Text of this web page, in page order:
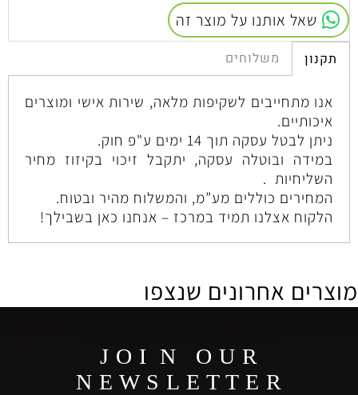
שאל אותנו על מוצר זה
תקנון משלוחים
אנו מתחייבים לשקיפות מלאה, שירות אישי ומוצרים
איכותיים.
ניתן לבטל עסקה תוך 14 ימים ע"פ חוק.
במידה ובוטלה עסקה, יתקבל זיכוי בקיזוז מחיר
השליחיות .
המחירים כוללים מע”מ, והמשלוח מהיר ובטוח.
הלקוח אצלנו תמיד במרכז – אנחנו כאן בשבילך!
מוצרים אחרונים שנצפו
J O I N O U R
N E W S L E T T E R